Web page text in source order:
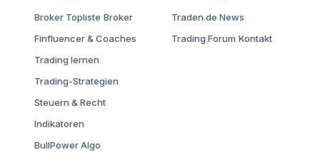
Broker Topliste Broker
Finfluencer & Coaches
Trading lernen
Trading-Strategien
Steuern & Recht
Indikatoren
BullPower Algo
Traden.de News
Trading Forum Kontakt